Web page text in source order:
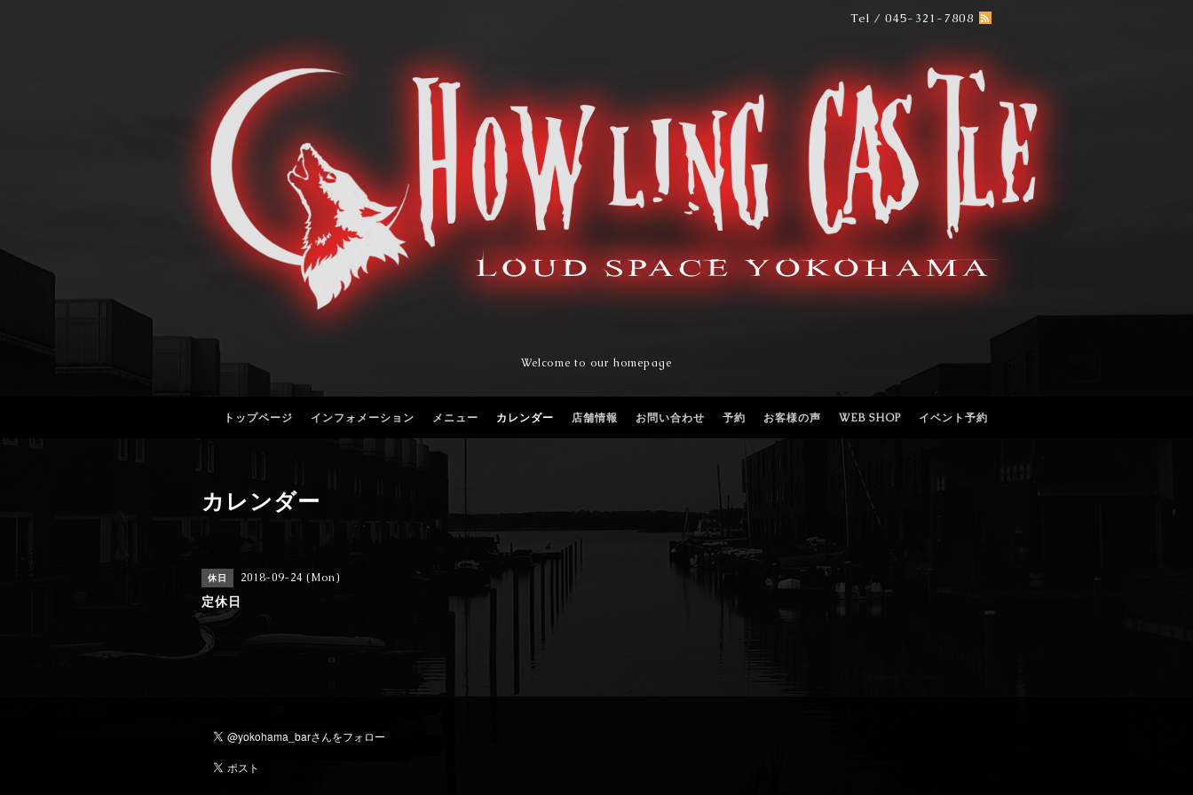
Tel / 045-321-7808
Welcome to our homepage
トップページ インフォメーション メニュー カレンダー 店舗情報 お問い合わせ 予約 お客様の声 WEB SHOP イベント予約
カレンダー
休日 2018-09-24 (Mon)
定休日